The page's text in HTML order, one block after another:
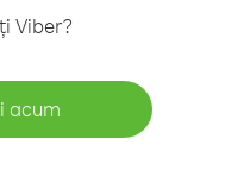
Viber?
acum